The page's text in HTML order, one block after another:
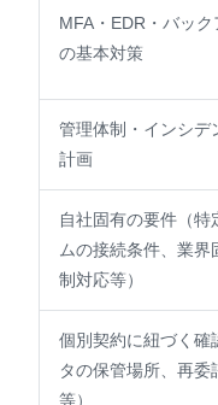
MFA・EDR・バッ
の基本対策
管理体制・インシデ
計画
自社固有の要件（特
ムの接続条件、業界
制対応等）
個別契約に紐づく確
タの保管場所、再委
等）